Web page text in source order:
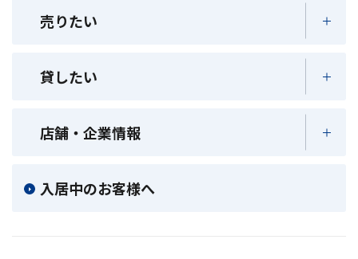
売りたい
貸したい
店舗・企業情報
入居中のお客様へ